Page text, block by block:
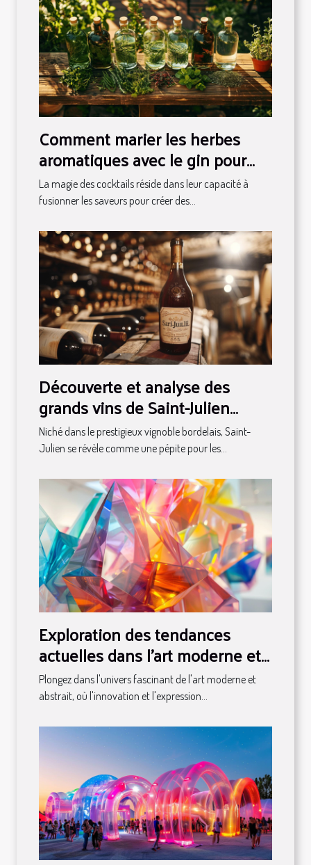
Comment marier les herbes
aromatiques avec le gin pour
des cocktails uniques
La magie des cocktails réside dans leur capacité à
fusionner les saveurs pour créer des...
Découverte et analyse des
grands vins de Saint-Julien
classés en 1855
Niché dans le prestigieux vignoble bordelais, Saint-
Julien se révèle comme une pépite pour les...
Exploration des tendances
actuelles dans l'art moderne et
abstrait
Plongez dans l'univers fascinant de l'art moderne et
abstrait, où l'innovation et l'expression...